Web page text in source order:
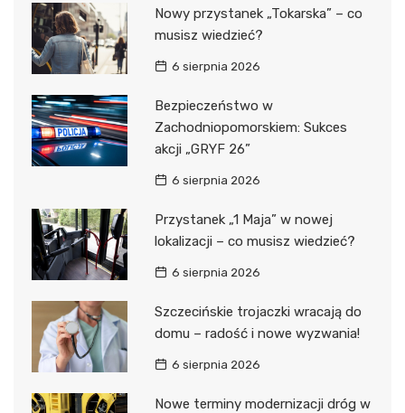
Nowy przystanek „Tokarska” – co
musisz wiedzieć?
6 sierpnia 2026
Bezpieczeństwo w
Zachodniopomorskiem: Sukces
akcji „GRYF 26”
6 sierpnia 2026
Przystanek „1 Maja” w nowej
lokalizacji – co musisz wiedzieć?
6 sierpnia 2026
Szczecińskie trojaczki wracają do
domu – radość i nowe wyzwania!
6 sierpnia 2026
Nowe terminy modernizacji dróg w